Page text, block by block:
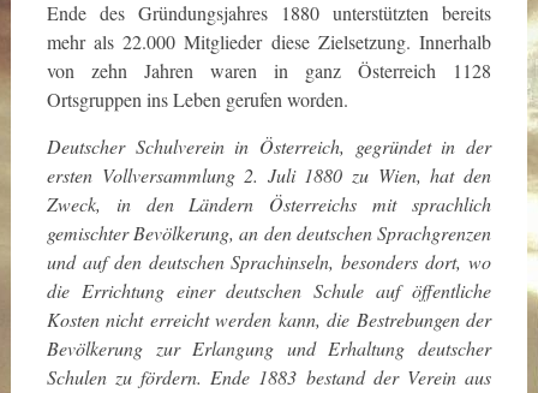
Ende des Gründungsjahres 1880 unterstützten bereits
mehr als 22.000 Mitglieder diese Zielsetzung. Innerhalb
von zehn Jahren waren in ganz Österreich 1128
Ortsgruppen ins Leben gerufen worden.
Deutscher Schulverein in Österreich, gegründet in der
ersten Vollversammlung 2. Juli 1880 zu Wien, hat den
Zweck, in den Ländern Österreichs mit sprachlich
gemischter Bevölkerung, an den deutschen Sprachgrenzen
und auf den deutschen Sprachinseln, besonders dort, wo
die Errichtung einer deutschen Schule auf öffentliche
Kosten nicht erreicht werden kann, die Bestrebungen der
Bevölkerung zur Erlangung und Erhaltung deutscher
Schulen zu fördern. Ende 1883 bestand der Verein aus